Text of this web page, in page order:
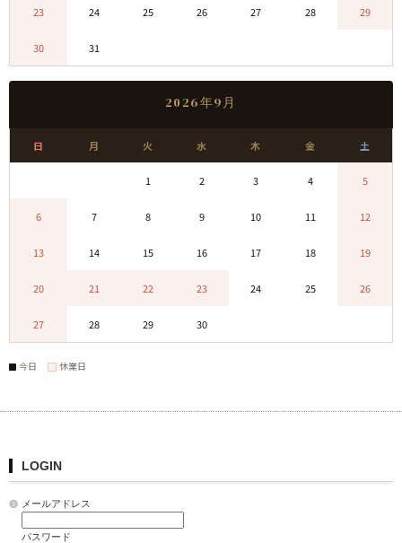
23 24 25 26 27 28 29
30 31
2026年9月
日 月 火 水 木 金 土
1 2 3 4 5
6 7 8 9 10 11 12
13 14 15 16 17 18 19
20 21 22 23 24 25 26
27 28 29 30
今日 休業日
LOGIN
メールアドレス
パスワード